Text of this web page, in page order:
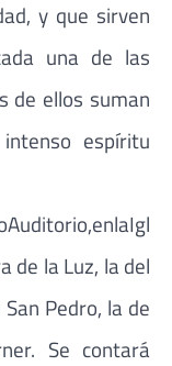
y que sirven
una de las
de ellos suman
espíritu
de la Luz, la del
Pedro, la de
Se contará